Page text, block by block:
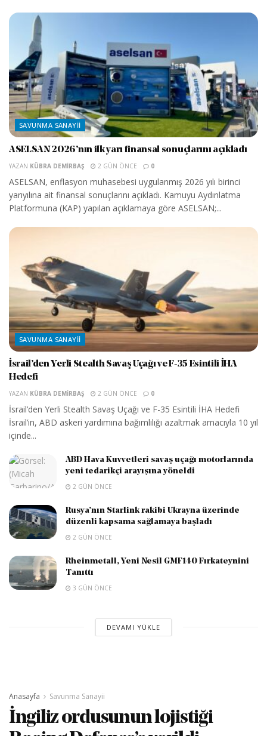
SAVUNMA SANAYII
ASELSAN 2026’nın ilk yarı finansal sonuçlarını açıkladı
YAZAN KÜBRA DEMIRBAŞ 2 GÜN ÖNCE 0
ASELSAN, enflasyon muhasebesi uygulanmış 2026 yılı birinci
yarıyılına ait finansal sonuçlarını açıkladı. Kamuyu Aydınlatma
Platformuna (KAP) yapılan açıklamaya göre ASELSAN;...
SAVUNMA SANAYII
İsrail’den Yerli Stealth Savaş Uçağı ve F-35 Esintili İHA
Hedefi
YAZAN KÜBRA DEMIRBAŞ 2 GÜN ÖNCE 0
İsrail’den Yerli Stealth Savaş Uçağı ve F-35 Esintili İHA Hedefi
İsrail’in, ABD askeri yardımına bağımlılığı azaltmak amacıyla 10 yıl
içinde...
ABD Hava Kuvvetleri savaş uçağı motorlarında
yeni tedarikçi arayışına yöneldi
2 GÜN ÖNCE
Rusya’nın Starlink rakibi Ukrayna üzerinde
düzenli kapsama sağlamaya başladı
2 GÜN ÖNCE
Rheinmetall, Yeni Nesil GMF140 Fırkateynini
Tanıttı
3 GÜN ÖNCE
DEVAMI YÜKLE
Anasayfa Savunma Sanayii
İngiliz ordusunun lojistiği